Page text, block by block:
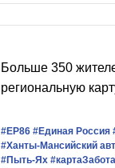
Больше 350
региональную
#ЕР86 #Единая Россия
#Ханты-Мансийский
#Пыть-Ях #картаЗабота